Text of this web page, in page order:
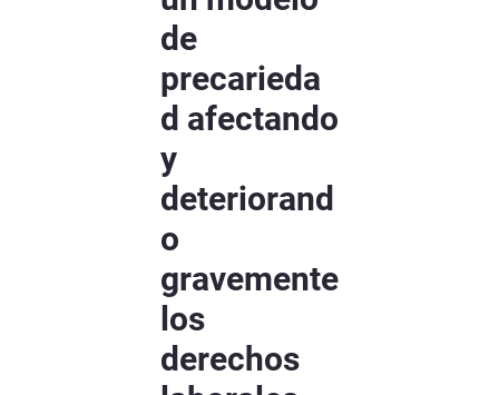
de
precarieda
d afectando
y
deteriorand
o
gravemente
los
derechos